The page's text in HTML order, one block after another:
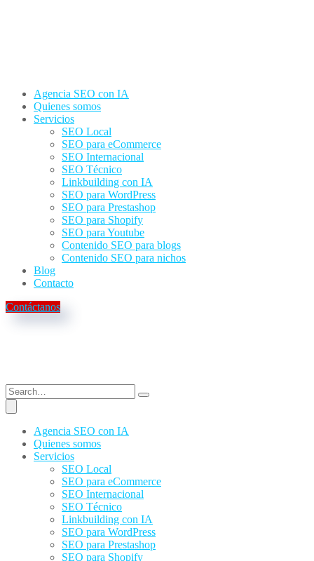
Agencia SEO con IA
Quienes somos
Servicios
SEO Local
SEO para eCommerce
SEO Internacional
SEO Técnico
Linkbuilding con IA
SEO para WordPress
SEO para Prestashop
SEO para Shopify
SEO para Youtube
Contenido SEO para blogs
Contenido SEO para nichos
Blog
Contacto
Contáctanos
Agencia SEO con IA
Quienes somos
Servicios
SEO Local
SEO para eCommerce
SEO Internacional
SEO Técnico
Linkbuilding con IA
SEO para WordPress
SEO para Prestashop
SEO para Shopify